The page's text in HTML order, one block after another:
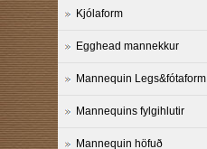
Kjólaform
Egghead mannekkur
Mannequin Legs&fótaform
Mannequins fylgihlutir
Mannequin höfuð